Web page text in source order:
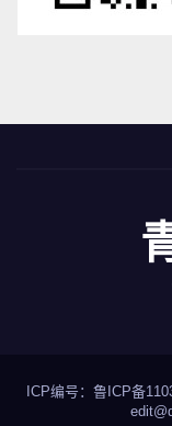
ICP编号： 鲁ICP备